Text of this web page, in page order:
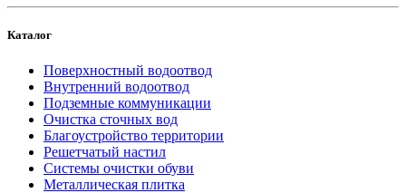
Каталог
Поверхностный водоотвод
Внутренний водоотвод
Подземные коммуникации
Очистка сточных вод
Благоустройство территории
Решетчатый настил
Системы очистки обуви
Металлическая плитка